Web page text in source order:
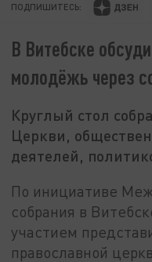
ПОДПИШИТЕСЬ:
В Витебске
молодёжь через
Круглый стол
Церкви,
деятелей,
По инициативе
собрания в
участием
православной